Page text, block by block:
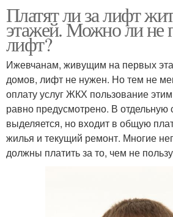
Платят ли за лифт
этажей. Можно ли не
лифт?
Ижевчанам, живущим на первых
домов, лифт не нужен. Но тем не
оплату услуг ЖКХ пользование
равно предусмотрено. В отдельную
выделяется, но входит в общую
жилья и текущий ремонт. Многие
должны платить за то, чем не